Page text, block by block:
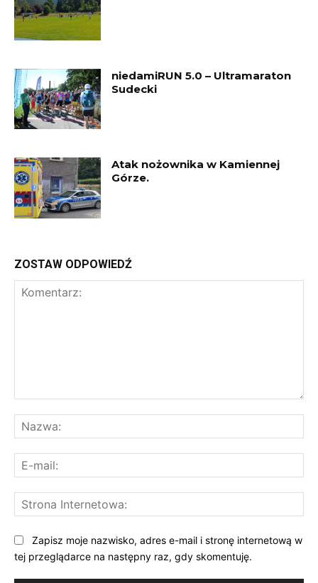
niedamiRUN 5.0 – Ultramaraton
Sudecki
Atak nożownika w Kamiennej
Górze.
ZOSTAW ODPOWIEDŹ
Zapisz moje nazwisko, adres e-mail i stronę internetową w
tej przeglądarce na następny raz, gdy skomentuję.